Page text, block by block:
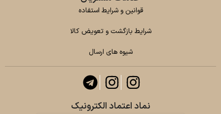
قوانین و شرایط استفاده
شرایط بازگشت و تعویض کالا
شیوه های ارسال
نماد اعتماد الکترونیک